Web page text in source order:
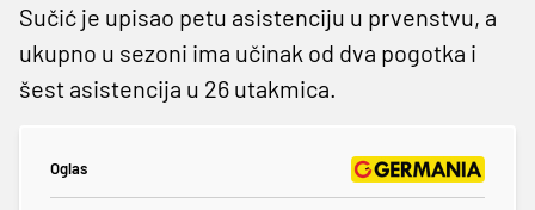
Sučić je upisao petu asistenciju u prvenstvu, a
ukupno u sezoni ima učinak od dva pogotka i
šest asistencija u 26 utakmica.
Oglas